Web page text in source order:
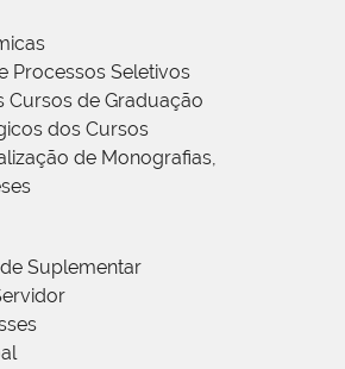
Processos Seletivos
Cursos de Graduação
dos Cursos
de Monografias,
Suplementar